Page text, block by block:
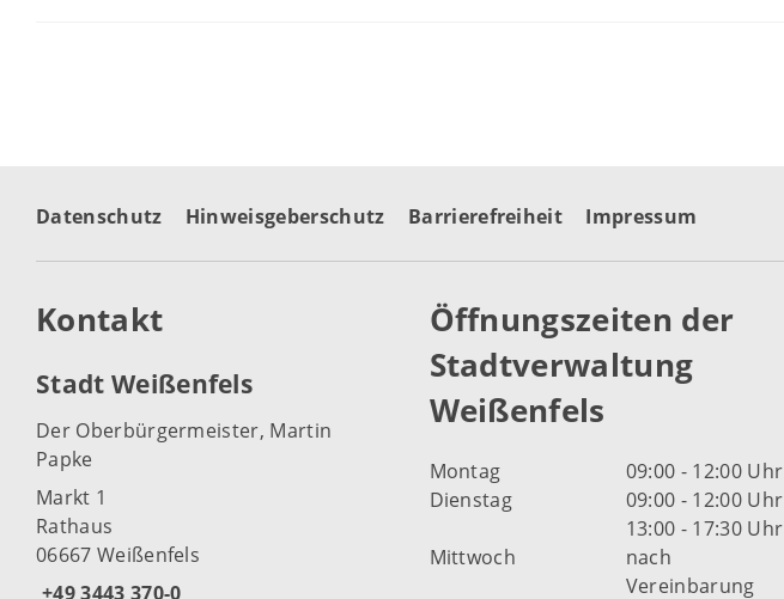
Datenschutz Hinweisgeberschutz Barrierefreiheit Impressum
Kontakt
Stadt Weißenfels
Der Oberbürgermeister, Martin
Papke
Markt 1
Rathaus
06667 Weißenfels
+49 3443 370-0
Öffnungszeiten der
Stadtverwaltung
Weißenfels
Montag
09:00 - 12:00 Uhr
Dienstag
09:00 - 12:00 Uhr
13:00 - 17:30 Uhr
Mittwoch
nach
Vereinbarung